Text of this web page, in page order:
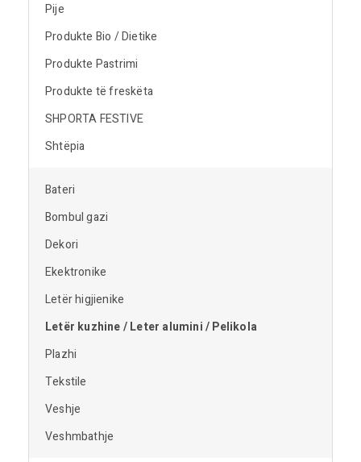
Pije
Produkte Bio / Dietike
Produkte Pastrimi
Produkte të freskëta
SHPORTA FESTIVE
Shtëpia
Bateri
Bombul gazi
Dekori
Ekektronike
Letër higjienike
Letër kuzhine / Leter alumini / Pelikola
Plazhi
Tekstile
Veshje
Veshmbathje